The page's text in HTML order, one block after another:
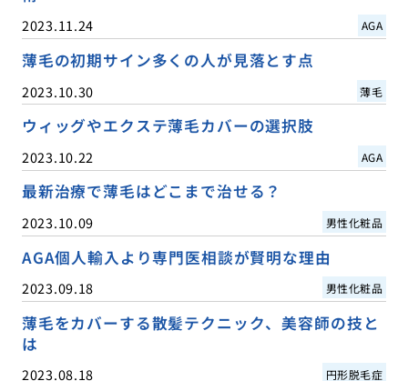
2023.11.24 AGA
薄毛の初期サイン多くの人が見落とす点
2023.10.30 薄毛
ウィッグやエクステ薄毛カバーの選択肢
2023.10.22 AGA
最新治療で薄毛はどこまで治せる？
2023.10.09 男性化粧品
AGA個人輸入より専門医相談が賢明な理由
2023.09.18 男性化粧品
薄毛をカバーする散髪テクニック、美容師の技と
は
2023.08.18 円形脱毛症